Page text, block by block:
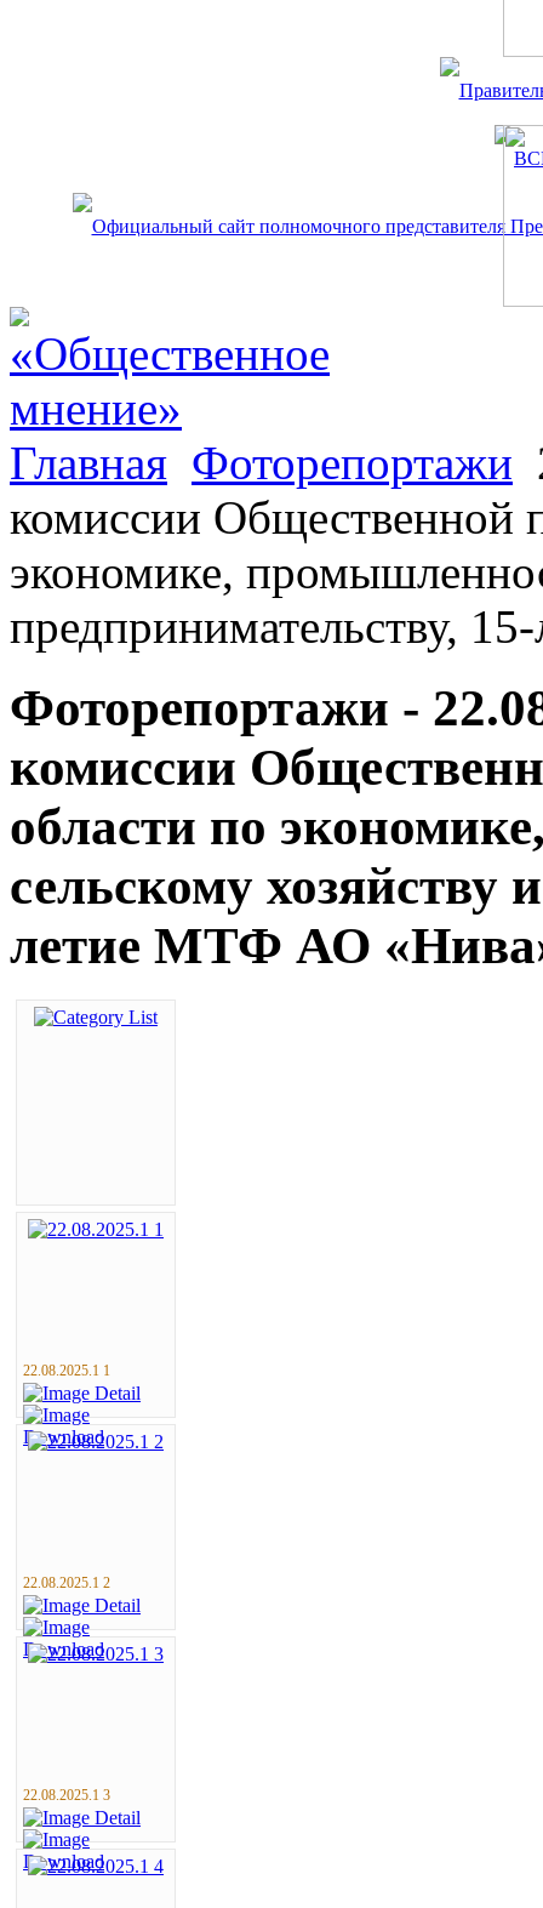
Главная Фоторепортажи
комиссии Общественной
экономике,
предпринимательству,
Фоторепортажи -
комиссии
области по
сельскому хозяйству
летие МТФ АО
22.08.2025.1 1
22.08.2025.1 2
22.08.2025.1 3